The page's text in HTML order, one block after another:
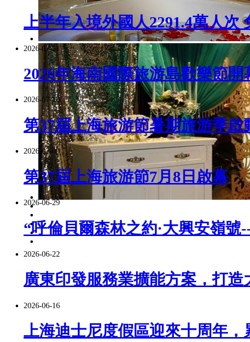
上半年入境外國人2291.4萬人次
2026-07-21
2026年海南國際旅游島歡樂節開
2026-07-10
第37屆上海旅游節暑期旅游季
2026-07-03
第37屆上海旅游節7月8日啟幕
2026-06-29
“呼倫貝爾森林之約·大興安嶺
2026-06-22
廣東印發服務業擴能方案，打
2026-06-16
上海迪士尼度假區迎來十周年